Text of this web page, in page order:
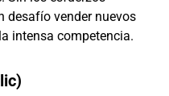
desafío vender nuevos
intensa competencia.